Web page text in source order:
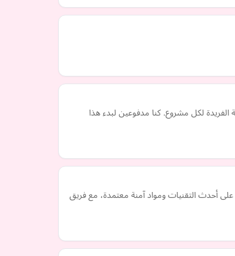
وكشف الهوية الفريدة لكل مشروع. كنا مدفوعين لبدء هذا
على أحدث التقنيات ومواد آمنة معتمدة، مع فريق